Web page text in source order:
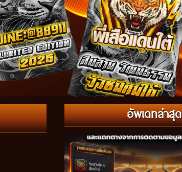
อัพเดทล่าสุด